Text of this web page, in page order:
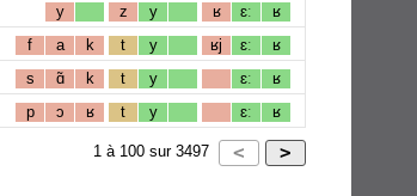
y z y ʁ ɛː ʁ
f a k t y ʁj ɛː ʁ
s ɑ̃ k t y ɛː ʁ
p ɔ ʁ t y ɛː ʁ
1 à 100 sur 3497